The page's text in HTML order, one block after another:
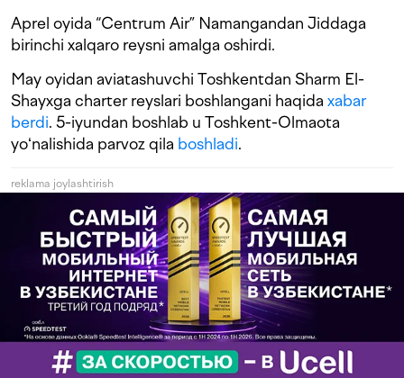
Aprel oyida “Centrum Air” Namangandan Jiddaga
birinchi xalqaro reysni amalga oshirdi.
May oyidan aviatashuvchi Toshkentdan Sharm El-
Shayxga charter reyslari boshlangani haqida xabar
berdi. 5-iyundan boshlab u Toshkent-Olmaota
yoʻnalishida parvoz qila boshladi.
reklama joylashtirish